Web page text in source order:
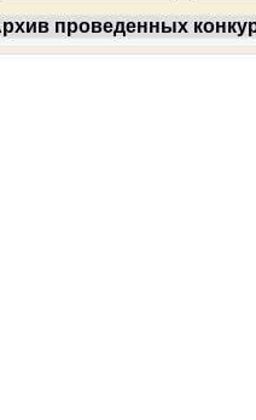
проведенных